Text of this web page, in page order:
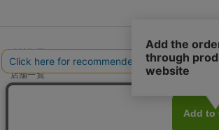
会社概要 会員規約につい
店舗一覧 個人情報の取り
古物商許可申